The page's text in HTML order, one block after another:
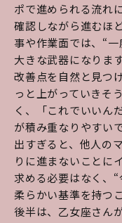
ポで進められる流れ
確認しながら進むほ
事や作業面では、“
大きな武器になりま
改善点を自然と見つ
っと上がっていきそ
く、「これでいいん
が積み重なりやすい
出すぎると、他人の
りに進まないことに
求める必要はなく、
柔らかい基準を持つ
後半は、乙女座さん